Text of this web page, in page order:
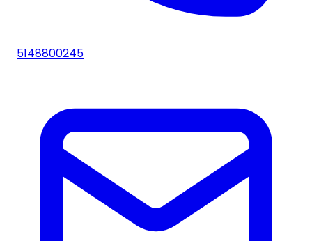
5148800245